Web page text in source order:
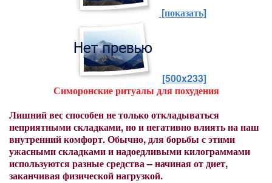
[показать]
[500x233]
Симоронские ритуалы для похудения
Лишний вес способен не только откладываться
неприятными складками, но и негативно влиять на наш
внутренний комфорт. Обычно, для борьбы с этими
ужасными складками и надоедливыми килограммами
используются разные средства – начиная от диет,
заканчивая физической нагрузкой.